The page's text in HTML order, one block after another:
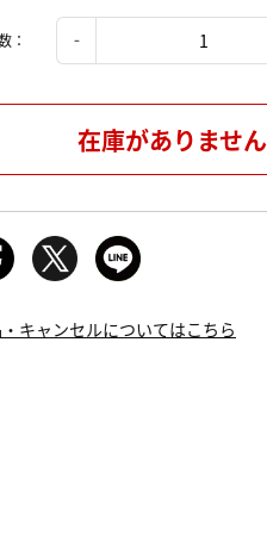
：
在庫がありません
キャンセルについてはこちら